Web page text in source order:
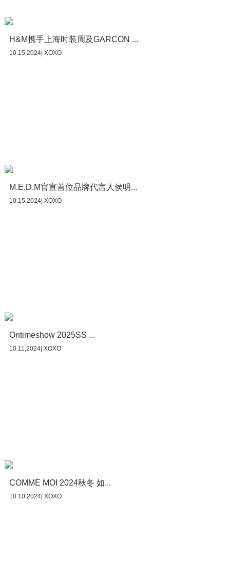
H&M携手上海时装周及GARCON ...
10.15,2024| XOXO
M.E.D.M官宣首位品牌代言人侯明...
10.15,2024| XOXO
Ontimeshow 2025SS ...
10.11,2024| XOXO
COMME MOI 2024秋冬 如...
10.10,2024| XOXO